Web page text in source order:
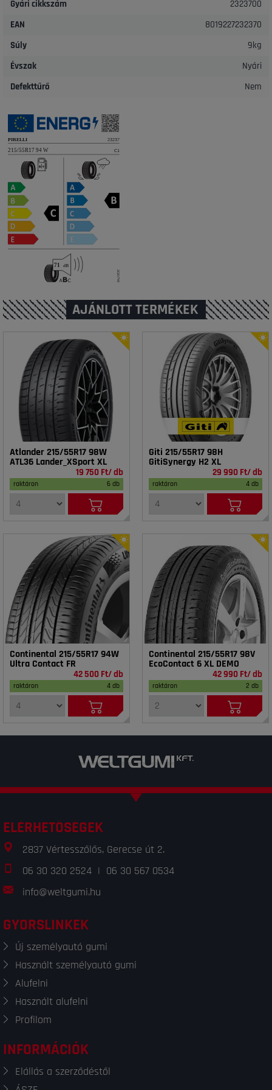
Gyári cikkszám
2323700
EAN
8019227232370
Súly
9kg
Évszak
Nyári
Defekttűrő
Nem
AJÁNLOTT TERMÉKEK
Atlander 215/55R17 98W
ATL36 Lander_XSport XL
19 750 Ft/ db
raktáron 6 db
Giti 215/55R17 98H
GitiSynergy H2 XL
29 990 Ft/ db
raktáron 4 db
Continental 215/55R17 94W
Ultra Contact FR
42 500 Ft/ db
raktáron 4 db
Continental 215/55R17 98V
EcoContact 6 XL DEMO
42 990 Ft/ db
raktáron 2 db
ELÉRHETŐSÉGEK
2837 Vértesszőlős, Gerecse út 2.
06 30 320 2524 | 06 30 567 0534
info@weltgumi.hu
GYORSLINKEK
Új személyautó gumi
Használt személyautó gumi
Alufelni
Használt alufelni
Profilom
INFORMÁCIÓK
Elállás a szerződéstől